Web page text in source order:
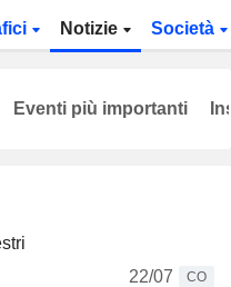
Notizie Società
22/07
CO
Eventi più importanti